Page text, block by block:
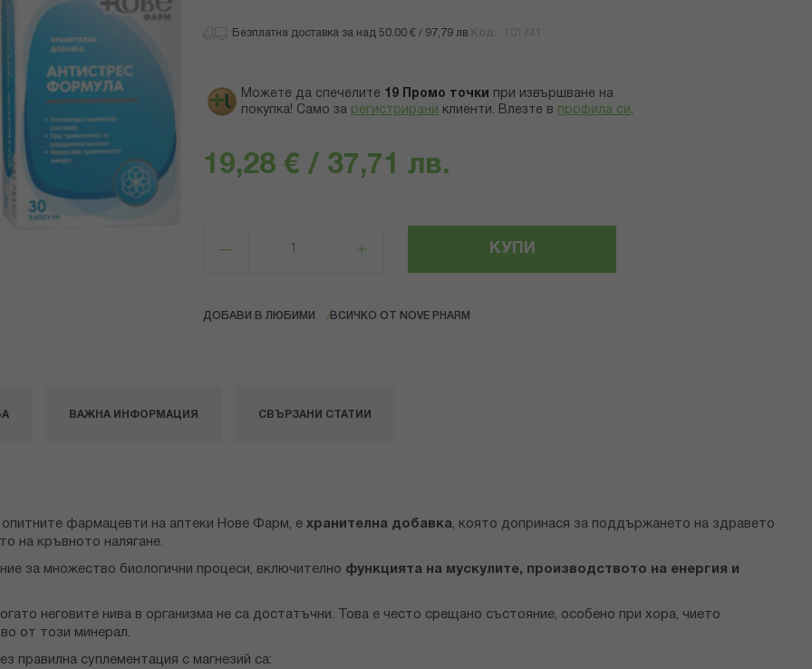
Безплатна доставка за над 50.00 € / 97,79 лв.
Можете да спечелите 19 Промо точки
при извършване на
покупка! Само за регистрирани клиенти. Влезте в профила си .
19,28 € / 37,71 лв.
КУПИ
ДОБАВИ В ЛЮБИМИ ВСИЧКО ОТ NOVE PHARM
фармацевти на аптеки Нове Фарм, е хранителна добавка, която допринася за поддържането на здравето
на кръвното налягане.
за множество биологични процеси, включително функцията на мускулите, производството на енергия и
неговите нива в организма не са достатъчни. Това е често срещано състояние, особено при хора, чието
от този минерал.
правилна суплементация с магнезий са:
ВАЖНА ИНФОРМАЦИЯ СВЪРЗАНИ СТАТИИ